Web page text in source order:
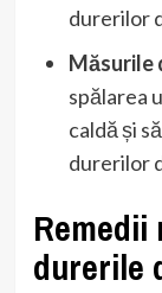
durerilor
Măsurile
spălarea
caldă și
durerilor
durerile